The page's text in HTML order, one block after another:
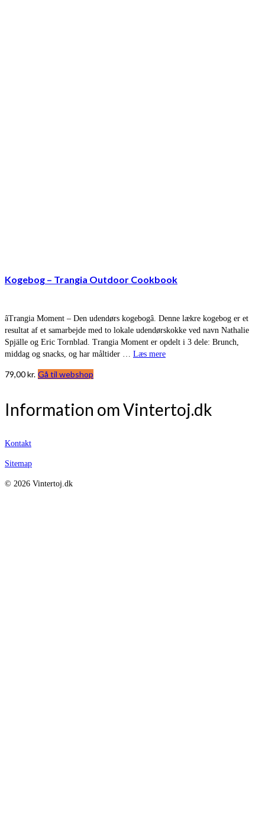
Kogebog – Trangia Outdoor Cookbook
âTrangia Moment – Den udendørs kogebogâ. Denne lækre kogebog er et
resultat af et samarbejde med to lokale udendørskokke ved navn Nathalie
Spjälle og Eric Tornblad. Trangia Moment er opdelt i 3 dele: Brunch,
middag og snacks, og har måltider … Læs mere
79,00kr. Gå til webshop
Information om Vintertoj.dk
Kontakt
Sitemap
© 2026 Vintertoj.dk